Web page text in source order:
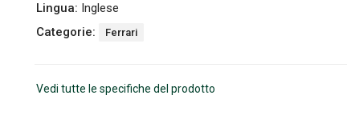
Lingua: Inglese
Categorie:
Ferrari
Vedi tutte le specifiche del prodotto